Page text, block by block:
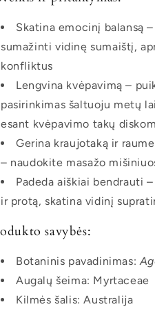
Skatina emocinį balansą
sumažinti vidinę sumaištį,
konfliktus
Lengvina kvėpavimą –
pasirinkimas šaltuoju metų
esant kvėpavimo takų
Gerina kraujotaką ir
– naudokite masažo
Padeda aiškiai bendrauti
ir protą, skatina vidinį
savybės:
Botaninis pavadinimas:
Augalų šeima: Myrtaceae
Kilmės šalis: Australija